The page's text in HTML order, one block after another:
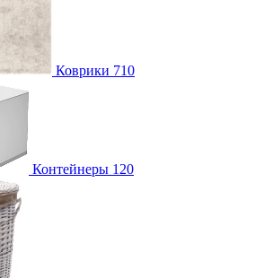
Коврики 710
Контейнеры 120